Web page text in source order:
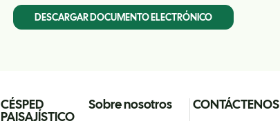
DESCARGAR DOCUMENTO ELECTRÓNICO
CÉSPED
PAISAJÍSTICO
Sobre nosotros CONTÁCTENOS